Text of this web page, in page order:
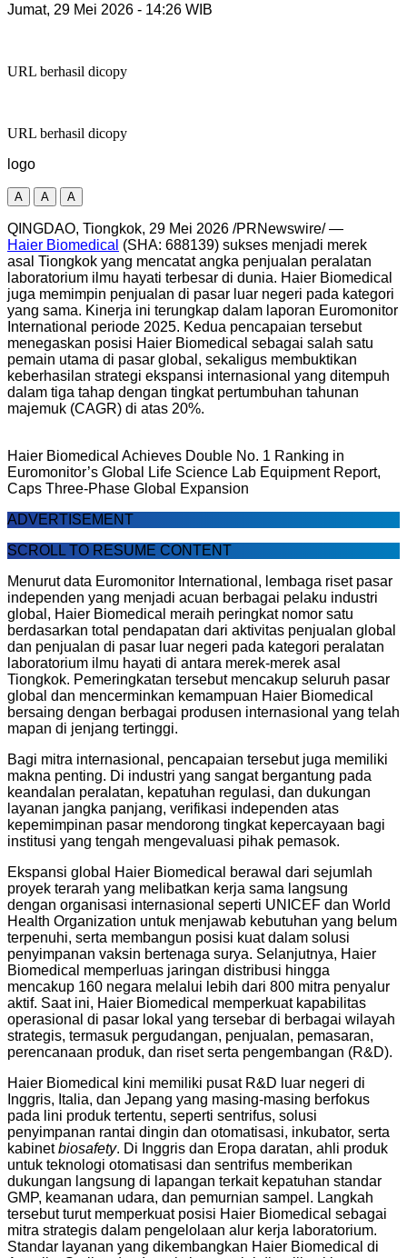
Jumat, 29 Mei 2026 - 14:26 WIB
URL berhasil dicopy
URL berhasil dicopy
logo
A A A
QINGDAO, Tiongkok, 29 Mei 2026 /PRNewswire/ —
Haier Biomedical (SHA: 688139) sukses menjadi merek
asal Tiongkok yang mencatat angka penjualan peralatan
laboratorium ilmu hayati terbesar di dunia. Haier Biomedical
juga memimpin penjualan di pasar luar negeri pada kategori
yang sama. Kinerja ini terungkap dalam laporan Euromonitor
International periode 2025. Kedua pencapaian tersebut
menegaskan posisi Haier Biomedical sebagai salah satu
pemain utama di pasar global, sekaligus membuktikan
keberhasilan strategi ekspansi internasional yang ditempuh
dalam tiga tahap dengan tingkat pertumbuhan tahunan
majemuk (CAGR) di atas 20%.
Haier Biomedical Achieves Double No. 1 Ranking in
Euromonitor’s Global Life Science Lab Equipment Report,
Caps Three-Phase Global Expansion
ADVERTISEMENT
SCROLL TO RESUME CONTENT
Menurut data Euromonitor International, lembaga riset pasar
independen yang menjadi acuan berbagai pelaku industri
global, Haier Biomedical meraih peringkat nomor satu
berdasarkan total pendapatan dari aktivitas penjualan global
dan penjualan di pasar luar negeri pada kategori peralatan
laboratorium ilmu hayati di antara merek-merek asal
Tiongkok. Pemeringkatan tersebut mencakup seluruh pasar
global dan mencerminkan kemampuan Haier Biomedical
bersaing dengan berbagai produsen internasional yang telah
mapan di jenjang tertinggi.
Bagi mitra internasional, pencapaian tersebut juga memiliki
makna penting. Di industri yang sangat bergantung pada
keandalan peralatan, kepatuhan regulasi, dan dukungan
layanan jangka panjang, verifikasi independen atas
kepemimpinan pasar mendorong tingkat kepercayaan bagi
institusi yang tengah mengevaluasi pihak pemasok.
Ekspansi global Haier Biomedical berawal dari sejumlah
proyek terarah yang melibatkan kerja sama langsung
dengan organisasi internasional seperti UNICEF dan World
Health Organization untuk menjawab kebutuhan yang belum
terpenuhi, serta membangun posisi kuat dalam solusi
penyimpanan vaksin bertenaga surya. Selanjutnya, Haier
Biomedical memperluas jaringan distribusi hingga
mencakup 160 negara melalui lebih dari 800 mitra penyalur
aktif. Saat ini, Haier Biomedical memperkuat kapabilitas
operasional di pasar lokal yang tersebar di berbagai wilayah
strategis, termasuk pergudangan, penjualan, pemasaran,
perencanaan produk, dan riset serta pengembangan (R&D).
Haier Biomedical kini memiliki pusat R&D luar negeri di
Inggris, Italia, dan Jepang yang masing-masing berfokus
pada lini produk tertentu, seperti sentrifus, solusi
penyimpanan rantai dingin dan otomatisasi, inkubator, serta
kabinetbiosafety. Di Inggris dan Eropa daratan, ahli produk
untuk teknologi otomatisasi dan sentrifus memberikan
dukungan langsung di lapangan terkait kepatuhan standar
GMP, keamanan udara, dan pemurnian sampel. Langkah
tersebut turut memperkuat posisi Haier Biomedical sebagai
mitra strategis dalam pengelolaan alur kerja laboratorium.
Standar layanan yang dikembangkan Haier Biomedical di